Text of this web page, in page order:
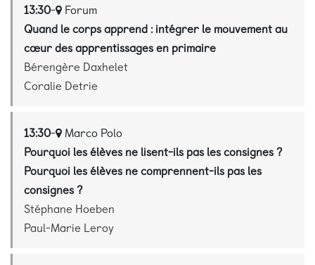
13:30- Forum
Quand le corps apprend : intégrer le mouvement au
cœur des apprentissages en primaire
Bérengère Daxhelet
Coralie Detrie
13:30- Marco Polo
Pourquoi les élèves ne lisent-ils pas les consignes ?
Pourquoi les élèves ne comprennent-ils pas les
consignes ?
Stéphane Hoeben
Paul-Marie Leroy